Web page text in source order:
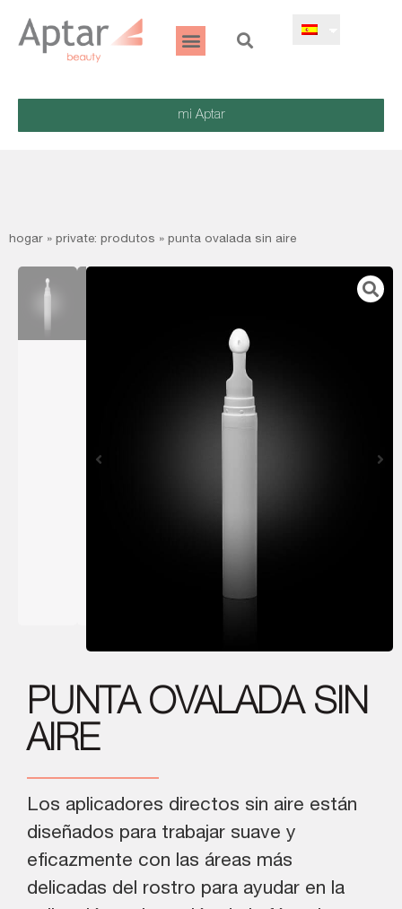
mi Aptar
hogar » private: produtos » punta ovalada sin aire
PUNTA OVALADA SIN
AIRE
Los aplicadores directos sin aire están
diseñados para trabajar suave y
eficazmente con las áreas más
delicadas del rostro para ayudar en la